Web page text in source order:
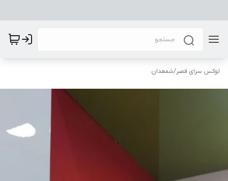
لوکس سرای قصر/شمعدان